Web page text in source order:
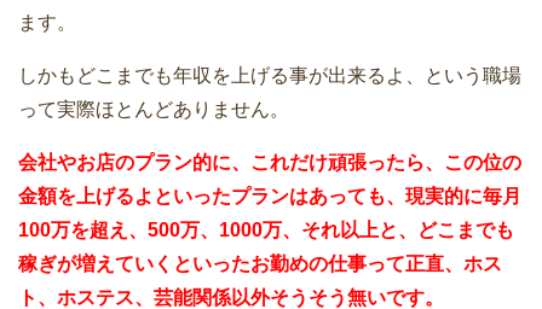
ます。
しかもどこまでも年収を上げる事が出来るよ、という職場
って実際ほとんどありません。
会社やお店のプラン的に、これだけ頑張ったら、この位の
金額を上げるよといったプランはあっても、現実的に毎月
100万を超え、500万、1000万、それ以上と、どこまでも
稼ぎが増えていくといったお勤めの仕事って正直、ホス
ト、ホステス、芸能関係以外そうそう無いです。